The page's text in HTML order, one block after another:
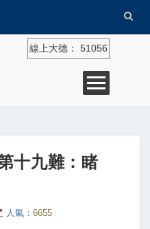
線上大德： 51056
十九難：睹
人氣： 6655